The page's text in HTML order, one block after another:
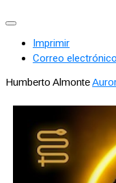
Imprimir
Correo electrónico
Humberto Almonte